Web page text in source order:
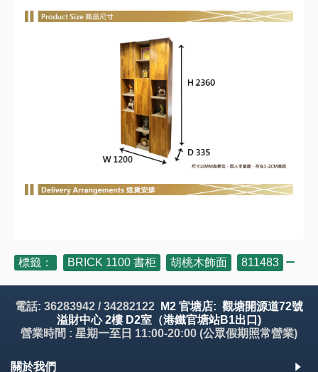
標籤： BRICK 1100 書柜 胡桃木飾面 811483
電話: 36283942 / 34282122
M2 官塘店: 觀塘開源道72號
溢財中心 2樓 D2室（港鐵官塘站B1出口)
營業時間 : 星期一至日 11:00-20:00 (公眾假期照常營業)
關於我們